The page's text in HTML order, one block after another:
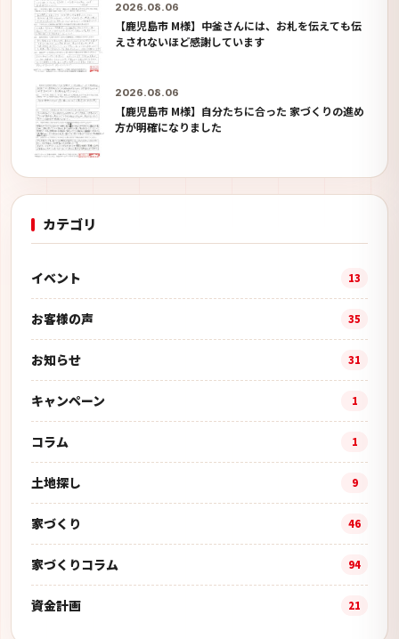
2026.08.06
【鹿児島市 M様】中釜さんには、お札を伝えても伝
えされないほど感謝しています
2026.08.06
【鹿児島市 M様】自分たちに合った 家づくりの進め
方が明確になりました
カテゴリ
イベント 13
お客様の声 35
お知らせ 31
キャンペーン 1
コラム 1
土地探し 9
家づくり 46
家づくりコラム 94
資金計画 21